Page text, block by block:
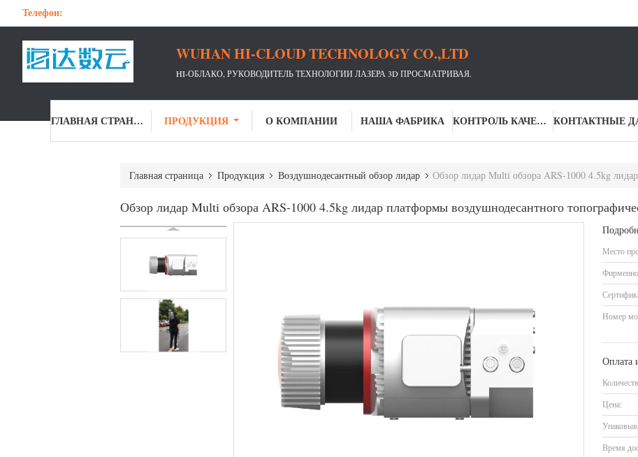
Телефон:
WUHAN HI-CLOUD TECHNOLOGY CO.,LTD
HI-ОБЛАКО, РУКОВОДИТЕЛЬ ТЕХНОЛОГИИ ЛАЗЕРА 3D ПРОСМАТРИВАЯ.
ГЛАВНАЯ СТРАНИЦА ПРОДУКЦИЯ О КОМПАНИИ НАША ФАБРИКА КОНТРОЛЬ КАЧЕСТВА
Главная страница Продукция Воздушнодесантный обзор лидар Обзор лидар Multi обзора ARS-1000 4.5kg лидар
Обзор лидар Multi обзора ARS-1000 4.5kg лидар платформы воздушнодесантного
Место
Номер
Оплата
Цена:
Время